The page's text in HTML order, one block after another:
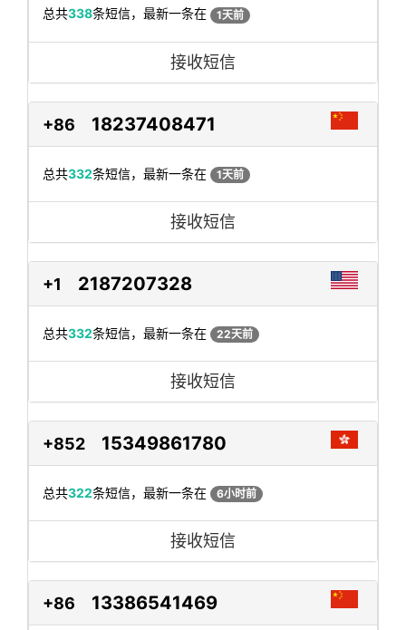
总共338条短信，最新一条在 1天前
接收短信
+86 18237408471
总共332条短信，最新一条在 1天前
接收短信
+1 2187207328
总共332条短信，最新一条在 22天前
接收短信
+852 15349861780
总共322条短信，最新一条在 6小时前
接收短信
+86 13386541469